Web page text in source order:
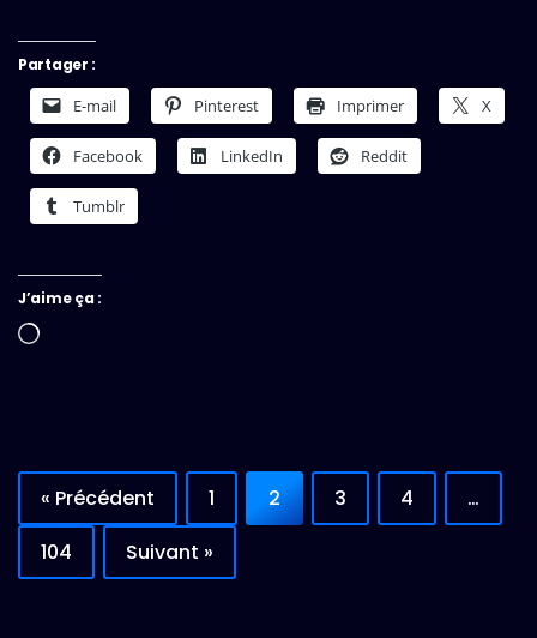
Partager :
E-mail Pinterest Imprimer X
Facebook LinkedIn Reddit
Tumblr
J’aime ça :
Chargement…
« Précédent 1 2 3 4
…
104
Suivant »